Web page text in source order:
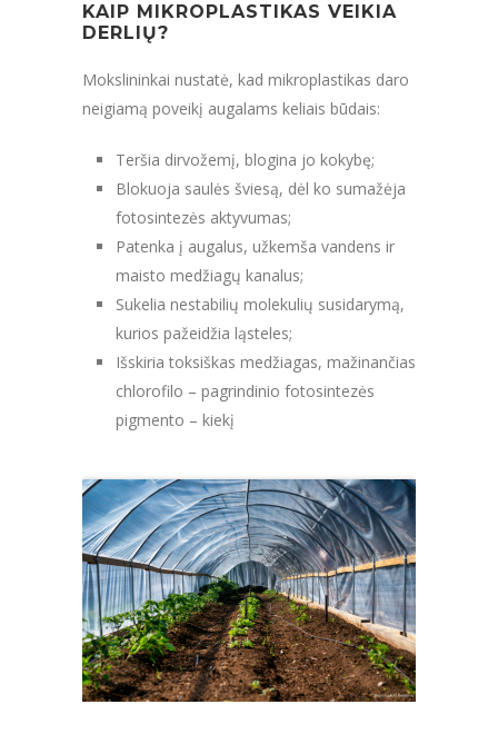
KAIP MIKROPLASTIKAS VEIKIA
DERLIŲ?
Mokslininkai nustatė, kad mikroplastikas daro
neigiamą poveikį augalams keliais būdais:
Teršia dirvožemį, blogina jo kokybę;
Blokuoja saulės šviesą, dėl ko sumažėja
fotosintezės aktyvumas;
Patenka į augalus, užkemša vandens ir
maisto medžiagų kanalus;
Sukelia nestabilių molekulių susidarymą,
kurios pažeidžia ląsteles;
Išskiria toksiškas medžiagas, mažinančias
chlorofilo – pagrindinio fotosintezės
pigmento – kiekį